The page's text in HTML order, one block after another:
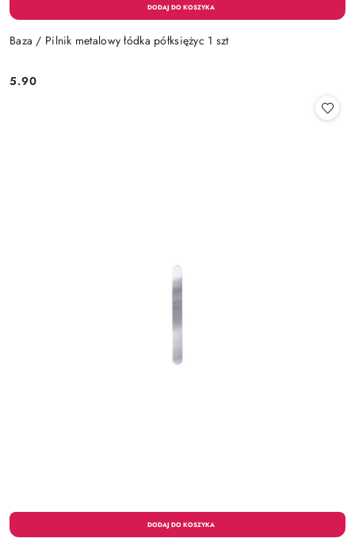
Baza / Pilnik metalowy łódka półksiężyc 1 szt
Cena:
5.90